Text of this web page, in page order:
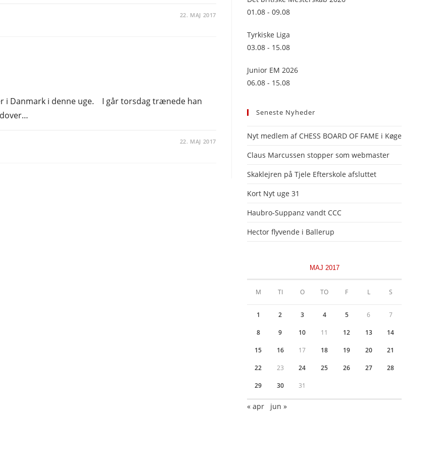
22. MAJ 2017
i Danmark i denne uge. I går torsdag trænede han
22. MAJ 2017
01.08 - 09.08
Tyrkiske Liga
03.08 - 15.08
Junior EM 2026
06.08 - 15.08
Seneste Nyheder
Nyt medlem af CHESS BOARD OF FAME i Køge
Claus Marcussen stopper som webmaster
Skaklejren på Tjele Efterskole afsluttet
Kort Nyt uge 31
Haubro-Suppanz vandt CCC
Hector flyvende i Ballerup
MAJ 2017
M TI O TO F L S
1 2 3 4 5 6 7
8 9 10 11 12 13 14
15 16 17 18 19 20 21
22 23 24 25 26 27 28
29 30 31
« apr jun »